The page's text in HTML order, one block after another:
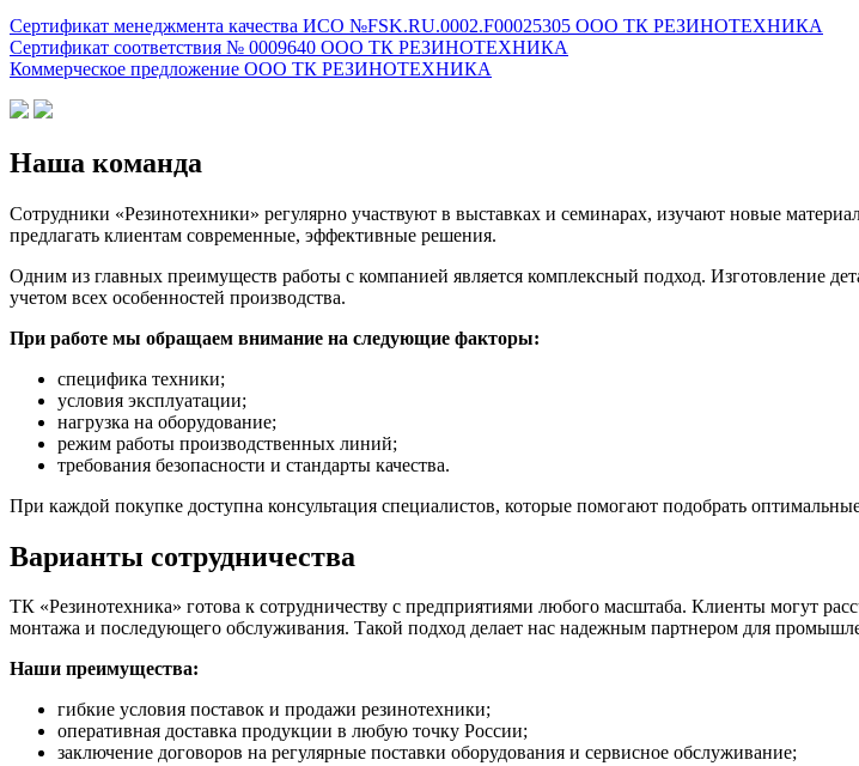
Сертификат менеджмента качества ИСО №FSK.RU.0002.F00025305 ООО ТК РЕЗИНОТЕХНИКА
Сертификат соответствия № 0009640 ООО ТК РЕЗИНОТЕХНИКА
Коммерческое предложение ООО ТК РЕЗИНОТЕХНИКА
Наша команда
Сотрудники «Резинотехники» регулярно участвуют в выставках и семинарах, изучают новые
предлагать клиентам современные, эффективные решения.
Одним из главных преимуществ работы с компанией является комплексный подход. Изготовление
учетом всех особенностей производства.
При работе мы обращаем внимание на следующие факторы:
специфика техники;
условия эксплуатации;
нагрузка на оборудование;
режим работы производственных линий;
требования безопасности и стандарты качества.
При каждой покупке доступна консультация специалистов, которые помогают подобрать
Варианты сотрудничества
ТК «Резинотехника» готова к сотрудничеству с предприятиями любого масштаба. Клиенты могут
монтажа и последующего обслуживания. Такой подход делает нас надежным партнером для
Наши преимущества:
гибкие условия поставок и продажи резинотехники;
оперативная доставка продукции в любую точку России;
заключение договоров на регулярные поставки оборудования и сервисное обслуживание;